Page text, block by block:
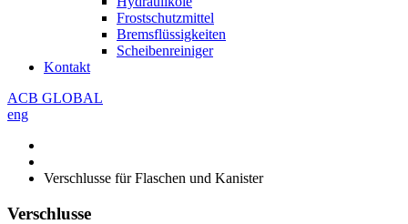
Frostschutzmittel
Bremsflüssigkeiten
Scheibenreiniger
Kontakt
ACB GLOBAL
eng
Verschlusse für Flaschen und Kanister
Verschlusse